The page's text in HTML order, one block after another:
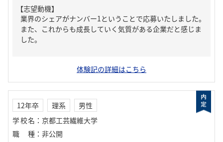
【志望動機】
業界のシェアがナンバー1ということで応募いたしました。
また、これからも成長していく気質がある企業だと感じま
した。
体験記の詳細はこちら
12年卒 理系
男性
学校名 ： 京都工芸繊維大学
職種 ： 非公開